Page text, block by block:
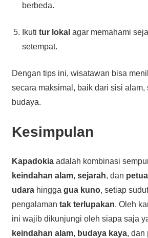
berbeda.
Ikuti tur lokal agar memahami
setempat.
Dengan tips ini, wisatawan bisa
secara maksimal, baik dari sisi alam,
budaya.
Kesimpulan
Kapadokiaadalah kombinasi
keindahan alam, sejarah, dan
udarahingga gua kuno, setiap
pengalaman tak terlupakan. Oleh
ini wajib dikunjungi oleh siapa saja
keindahan alam, budaya kaya, dan